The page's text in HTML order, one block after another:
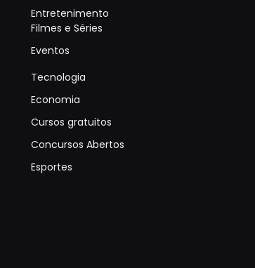
Entretenimento
Filmes e Séries
Eventos
Tecnologia
Economia
Cursos gratuitos
Concursos Abertos
Esportes